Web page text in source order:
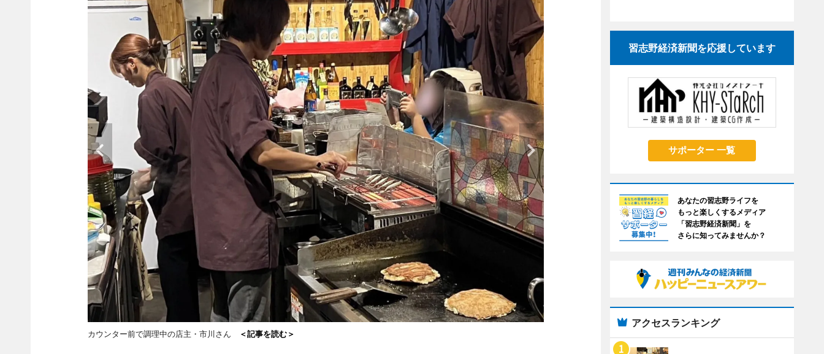
カウンター前で調理中の店主・市川さん ＜記事を読む＞
習志野経済新聞を応援しています
サポーター 一覧
あなたの習志野ライフを
もっと楽しくするメディア
「習志野経済新聞」を
さらに知ってみませんか？
アクセスランキング